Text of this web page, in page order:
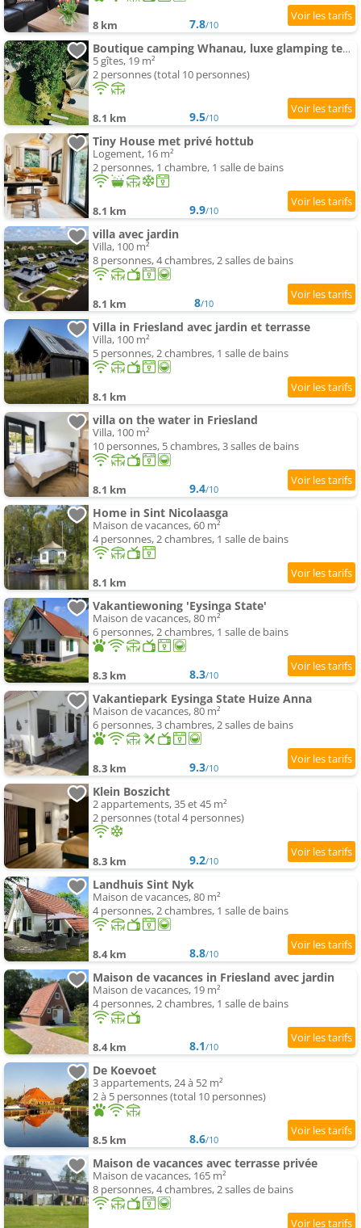
8 km 7.8/10
Boutique camping Whanau, luxe glamping tenten
5 gîtes, 19 m²
2 personnes (total 10 personnes)
8.1 km 9.5/10
Tiny House met privé hottub
Logement, 16 m²
2 personnes, 1 chambre, 1 salle de bains
8.1 km 9.9/10
villa avec jardin
Villa, 100 m²
8 personnes, 4 chambres, 2 salles de bains
8.1 km 8/10
Villa in Friesland avec jardin et terrasse
Villa, 100 m²
5 personnes, 2 chambres, 1 salle de bains
8.1 km
villa on the water in Friesland
Villa, 100 m²
10 personnes, 5 chambres, 3 salles de bains
8.1 km 9.4/10
Home in Sint Nicolaasga
Maison de vacances, 60 m²
4 personnes, 2 chambres, 1 salle de bains
8.1 km
Vakantiewoning 'Eysinga State'
Maison de vacances, 80 m²
6 personnes, 2 chambres, 1 salle de bains
8.3 km 8.3/10
Vakantiepark Eysinga State Huize Anna
Maison de vacances, 80 m²
6 personnes, 3 chambres, 2 salles de bains
8.3 km 9.3/10
Klein Boszicht
2 appartements, 35 et 45 m²
2 personnes (total 4 personnes)
8.3 km 9.2/10
Landhuis Sint Nyk
Maison de vacances, 80 m²
4 personnes, 2 chambres, 1 salle de bains
8.4 km 8.8/10
Maison de vacances in Friesland avec jardin
Maison de vacances, 19 m²
4 personnes, 2 chambres, 1 salle de bains
8.4 km 8.1/10
De Koevoet
3 appartements, 24 à 52 m²
2 à 5 personnes (total 10 personnes)
8.5 km 8.6/10
Maison de vacances avec terrasse privée
Maison de vacances, 165 m²
8 personnes, 4 chambres, 2 salles de bains